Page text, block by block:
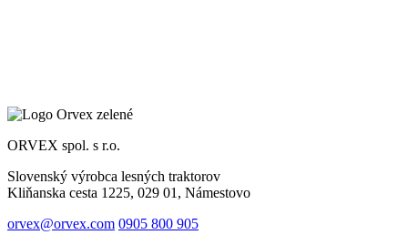
ORVEX spol. s r.o.
Slovenský výrobca lesných traktorov
Kliňanska cesta 1225, 029 01, Námestovo
orvex@orvex.com 0905 800 905